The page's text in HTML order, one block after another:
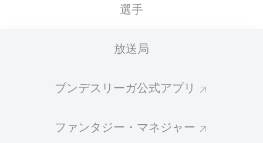
選手
放送局
ブンデスリーガ公式アプリ
ファンタジー・マネジャー
広告
Welcome along and thanks for joining us for build-up